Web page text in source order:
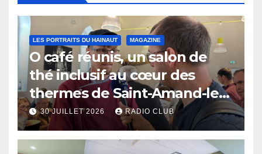
LES PORTRAITS DU HAINAUT MAGAZINE
O café réunis, un salon de
thé inclusif au cœur des
thermes de Saint-Amand-les-
Eaux
30 JUILLET 2026 RADIO CLUB